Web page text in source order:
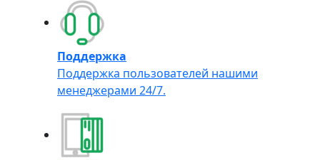
Поддержка
Поддержка пользователей нашими
менеджерами 24/7.